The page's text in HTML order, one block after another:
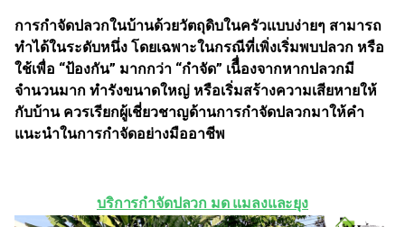
การกำจัดปลวกในบ้านด้วยวัตถุดิบในครัวแบบง่ายๆ สามารถ
ทำได้ในระดับหนึ่ง โดยเฉพาะในกรณีที่เพิ่งเริ่มพบปลวก หรือ
ใช้เพื่อ “ป้องกัน” มากกว่า “กำจัด” เนืื่องจากหากปลวกมี
จำนวนมาก ทำรังขนาดใหญ่ หรือเริ่มสร้างความเสียหายให้
กับบ้าน ควรเรียกผู้เชี่ยวชาญด้านการกำจัดปลวกมาให้คำ
แนะนำในการกำจัดอย่างมืออาชีพ
บริการกำจัดปลวก มด แมลงและยุง